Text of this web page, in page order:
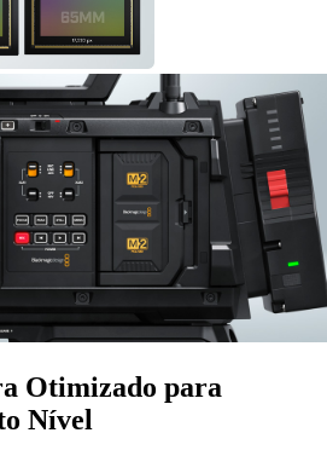
Otimizado para
Nível